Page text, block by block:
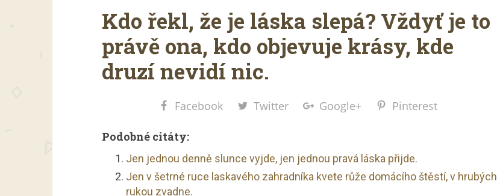
Kdo řekl, že je láska slepá? Vždyť je to
právě ona, kdo objevuje krásy, kde
druzí nevidí nic.
Facebook Twitter Google+ Pinterest
Podobné citáty:
Jen jednou denně slunce vyjde, jen jednou pravá láska přijde.
Jen v šetrné ruce laskavého zahradníka kvete růže domácího štěstí, v hrubých
rukou zvadne.